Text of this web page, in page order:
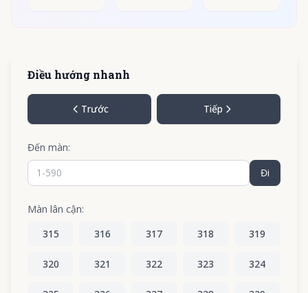
Điều hướng nhanh
Trước Tiếp
Đến màn:
Đi
Màn lân cận:
315
316 317 318 319
320 321 322 323 324